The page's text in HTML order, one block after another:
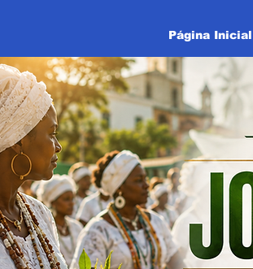
Página Inicial